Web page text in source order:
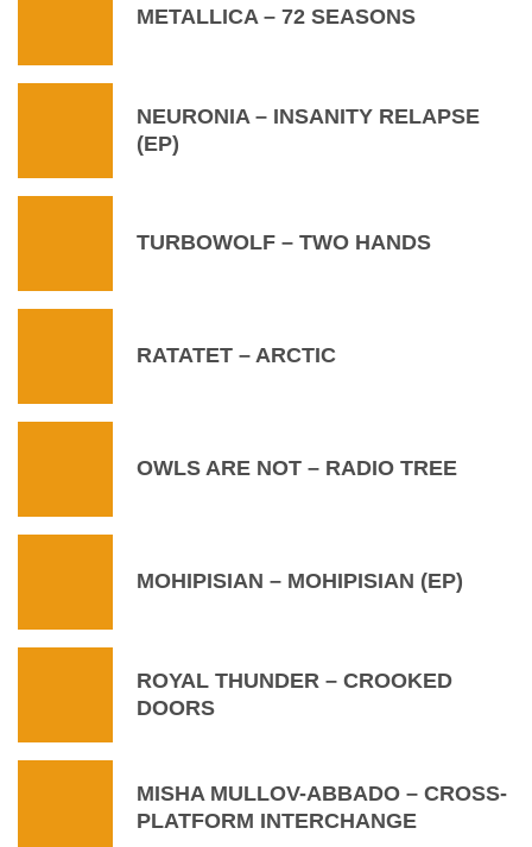
METALLICA – 72 SEASONS
NEURONIA – INSANITY RELAPSE
(EP)
TURBOWOLF – TWO HANDS
RATATET – ARCTIC
OWLS ARE NOT – RADIO TREE
MOHIPISIAN – MOHIPISIAN (EP)
ROYAL THUNDER – CROOKED
DOORS
MISHA MULLOV-ABBADO – CROSS-
PLATFORM INTERCHANGE